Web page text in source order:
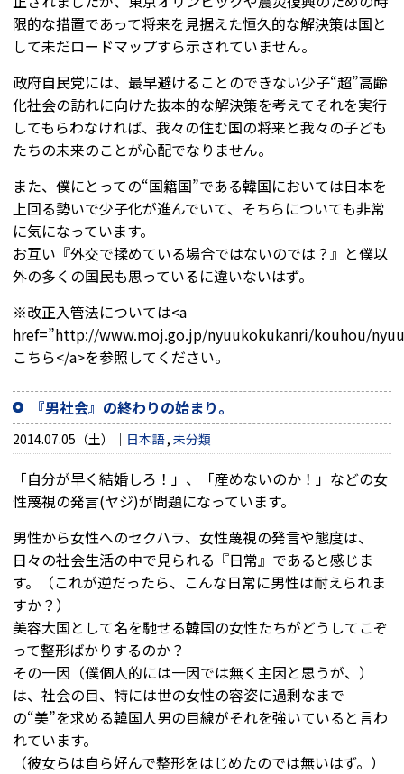
限的な措置であって将来を見据えた恒久的な解決策は国と
して未だロードマップすら示されていません。
政府自民党には、最早避けることのできない少子“超”高齢
化社会の訪れに向けた抜本的な解決策を考えてそれを実行
してもらわなければ、我々の住む国の将来と我々の子ども
たちの未来のことが心配でなりません。
また、僕にとっての“国籍国”である韓国においては日本を
上回る勢いで少子化が進んでいて、そちらについても非常
に気になっています。
お互い『外交で揉めている場合ではないのでは？』と僕以
外の多くの国民も思っているに違いないはず。
※改正入管法については<a
href=”http://www.moj.go.jp/nyuukokukanri/kouhou/
こちら</a>を参照してください。
『男社会』の終わりの始まり。
2014.07.05（土） 日本語, 未分類
「自分が早く結婚しろ！」、「産めないのか！」などの女
性蔑視の発言(ヤジ)が問題になっています。
男性から女性へのセクハラ、女性蔑視の発言や態度は、
日々の社会生活の中で見られる『日常』であると感じま
す。（これが逆だったら、こんな日常に男性は耐えられま
すか？）
美容大国として名を馳せる韓国の女性たちがどうしてこぞ
って整形ばかりするのか？
その一因（僕個人的には一因では無く主因と思うが、）
は、社会の目、特には世の女性の容姿に過剰なまで
の“美”を求める韓国人男の目線がそれを強いていると言わ
れています。
（彼女らは自ら好んで整形をはじめたのでは無いはず。）